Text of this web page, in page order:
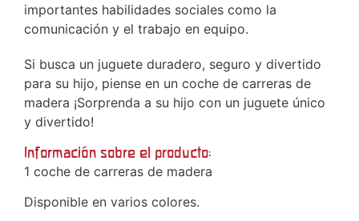
importantes habilidades sociales como la
comunicación y el trabajo en equipo.
Si busca un juguete duradero, seguro y divertido
para su hijo, piense en un coche de carreras de
madera ¡Sorprenda a su hijo con un juguete único
y divertido!
Información sobre el producto:
1 coche de carreras de madera
Disponible en varios colores.